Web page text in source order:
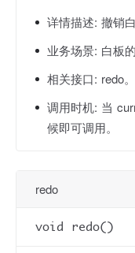
详情描述: 撤销
业务场景: 白板
相关接口: redo。
调用时机: 当
候即可调用。
redo
void redo()